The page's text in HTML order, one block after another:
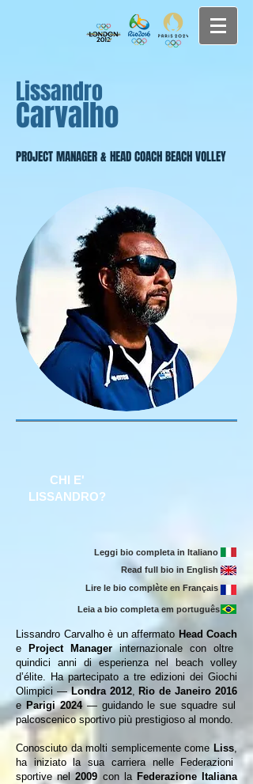
Lissandro
Carvalho
PROJECT MANAGER & HEAD COACH BEACH VOLLEY
CHI E'
LISSANDRO?
Leggi bio completa in Italiano
Read full bio in English
Lire le bio complète en Français
Leia a bio completa em português
Lissandro Carvalho è un affermato Head Coach
e
Project Managerinternazionale con oltre
quindici anni di esperienza nel beach volley
d’élite. Ha partecipato a tre edizioni dei Giochi
Olimpici —Londra 2012, Rio de Janeiro 2016
e Parigi 2024— guidando le sue squadre sul
palcoscenico sportivo più prestigioso al mondo.
Conosciuto da molti semplicemente come Liss,
ha iniziato la sua carriera nelle Federazioni
sportive nel2009 con la Federazione Italiana